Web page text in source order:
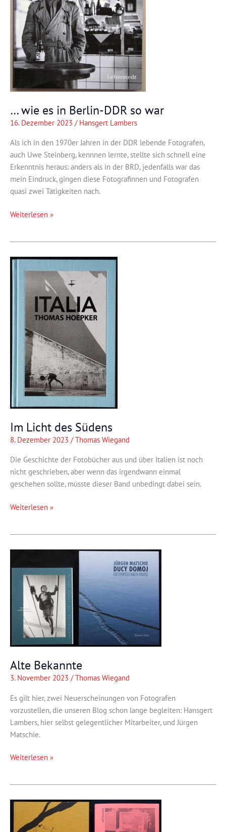
… wie es in Berlin-DDR so war
16. Dezember 2023 / Hansgert Lambers
Als ich in den 1970er Jahren in der DDR lebende Fotografen,
auch Uwe Steinberg, kennnen lernte, stellte sich schnell eine
Erkenntnis heraus: anders als in der BRD, jedenfalls war das
mein Eindruck, gingen diese Fotografinnen und Fotografen
quasi zwei Tätigkeiten nach.
…
Berlin-
DDR
Weiterlesen »
Im Licht des Südens
8. Dezember 2023 /Thomas Wiegand
Die Geschichte der Fotobücher aus und über Italien ist noch
nicht geschrieben, aber wenn das irgendwann einmal
geschehen sollte, müsste dieser Band unbedingt dabei sein.
Im
Weiterlesen »
Alte Bekannte
3. November 2023 /Thomas Wiegand
Es gilt hier, zwei Neuerscheinungen von Fotografen
vorzustellen, die unseren Blog schon lange begleiten: Hansgert
Lambers, hier selbst gelegentlicher Mitarbeiter, und Jürgen
Matschie.
Alte
Weiterlesen »